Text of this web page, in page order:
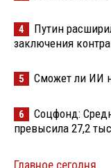
4
Путин
заключения
5 Сможет ли ИИ
6
Соцфонд:
превысила 27,2